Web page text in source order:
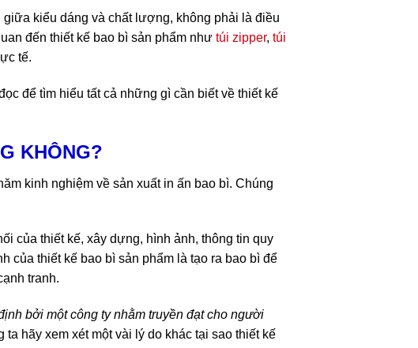
kiểu dáng và chất lượng, không phải là điều
đến thiết kế bao bì sản phẩm nhưtúi zipper,túi
tế.
để tìm hiểu tất cả những gì cần biết về thiết kế
KHÔNG?
kinh nghiệm về sản xuất in ấn bao bì. Chúng
của thiết kế, xây dựng, hình ảnh, thông tin quy
của thiết kế bao bì sản phẩm là tạo ra bao bì để
tranh.
bởi một công ty nhằm truyền đạt cho người
hãy xem xét một vài lý do khác tại sao thiết kế